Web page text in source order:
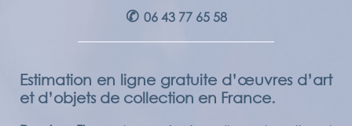
✆ 06 43 77 65 58
Estimation en ligne gratuite d’œuvres d’art
et d’objets de collection en France.